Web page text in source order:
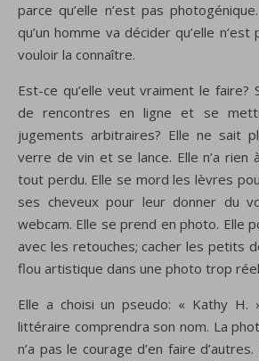
parce qu’elle n’est pas
qu’un homme va décider qu’elle
vouloir la connaître.
Est-ce qu’elle veut vraiment le faire?
de rencontres en ligne et se
jugements arbitraires? Elle ne sait
verre de vin et se lance. Elle n’a rien
tout perdu. Elle se mord les lèvres
ses cheveux pour leur donner du
webcam. Elle se prend en photo. Elle
avec les retouches; cacher les petits
flou artistique dans une photo trop
Elle a choisi un pseudo: « Kathy H.
littéraire comprendra son nom. La
n’a pas le courage d’en faire